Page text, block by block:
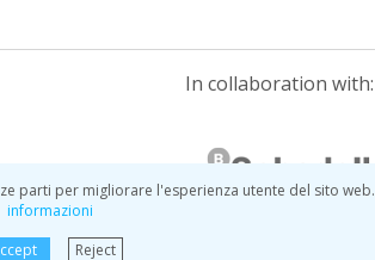
parti per migliorare l'esperienza utente del sito web.
informazioni
Reject
In collaboration with: